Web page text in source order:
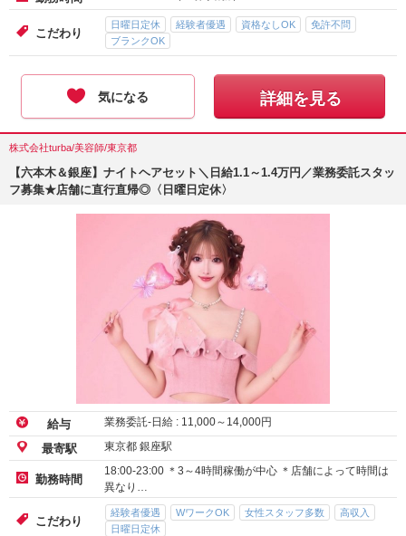
こだわり
日曜日定休 経験者優遇 資格なしOK
免許不問
ブランクOK
気になる 詳細を見る
株式会社turba/美容師/東京都
【六本木＆銀座】ナイトヘアセット＼日給1.1～1.4万円／業務委託スタッ
フ募集★店舗に直行直帰◎〈日曜日定休〉
給与 業務委託-日給 : 11,000～ 14,000円
最寄駅 東京都 銀座駅
勤務時間
18:00-23:00 ＊3～4時間稼働が中心 ＊店舗によって時間は
異なり…
こだわり
経験者優遇 WワークOK 女性スタッフ多数
高収入
日曜日定休